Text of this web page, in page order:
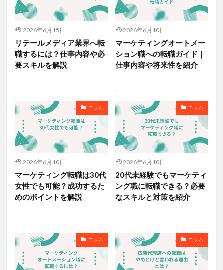
2026年6月15日
リテールメディア業界へ転
職するには？仕事内容や必
要スキルを解説
2026年6月10日
マーケティングオートメー
ション職への転職ガイド｜
仕事内容や将来性を紹介
コラム
2026年6月10日
マーケティング転職は30代
女性でも可能？成功するた
めのポイントを解説
コラム
2026年6月10日
20代未経験でもマーケティ
ング職に転職できる？必要
なスキルと対策を紹介
コラム コラム